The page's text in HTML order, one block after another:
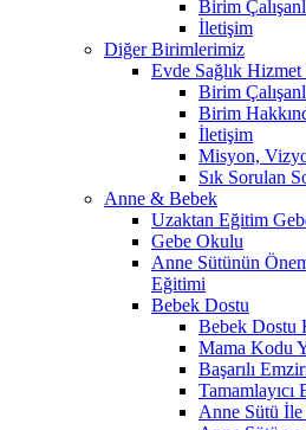
Birim
İletişim
Diğer Birimlerimiz
Evde Sağlık
Birim
Birim
İletişim
Misyon,
Sık Sorulan
Anne & Bebek
Uzaktan Eğitim
Gebe Okulu
Anne Sütünün
Eğitimi
Bebek Dostu
Bebek Dostu
Mama Kodu
Başarılı
Tamamlayıcı
Anne Sütü